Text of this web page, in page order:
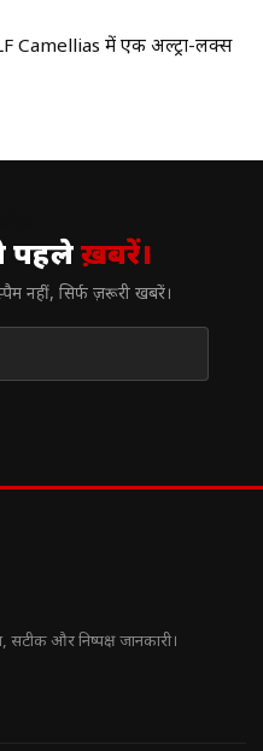
Camellias में एक अल्ट्रा-लक्स
पहलेख़बरें।
नहीं, सिर्फ ज़रूरी खबरें।
और निष्पक्ष जानकारी।